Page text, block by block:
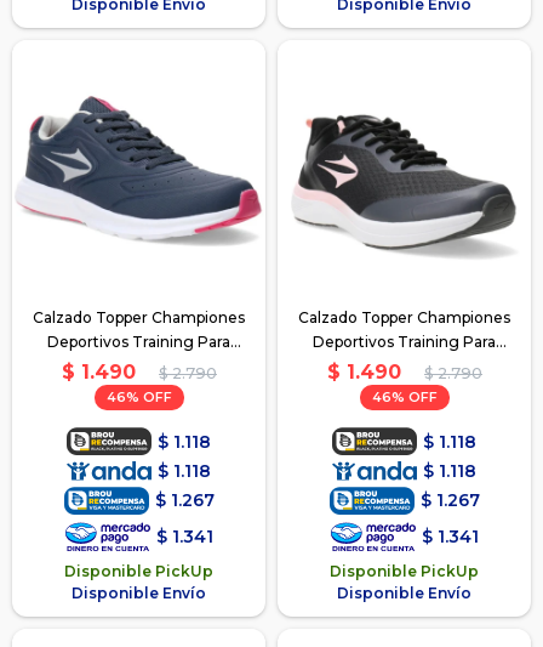
Disponible Envío Disponible Envío
Calzado Topper Championes
Deportivos Training Para
Dama Strong Peace - Azul
Rosa
$ 1.490 $ 2.790
46
$ 1.118
$ 1.118
$ 1.267
$ 1.341
Disponible PickUp
Disponible Envío
Calzado Topper Championes
Deportivos Training Para
Dama Strong Peace - Negro
Rosa 2
$ 1.490 $ 2.790
46
$ 1.118
$ 1.118
$ 1.267
$ 1.341
Disponible PickUp
Disponible Envío